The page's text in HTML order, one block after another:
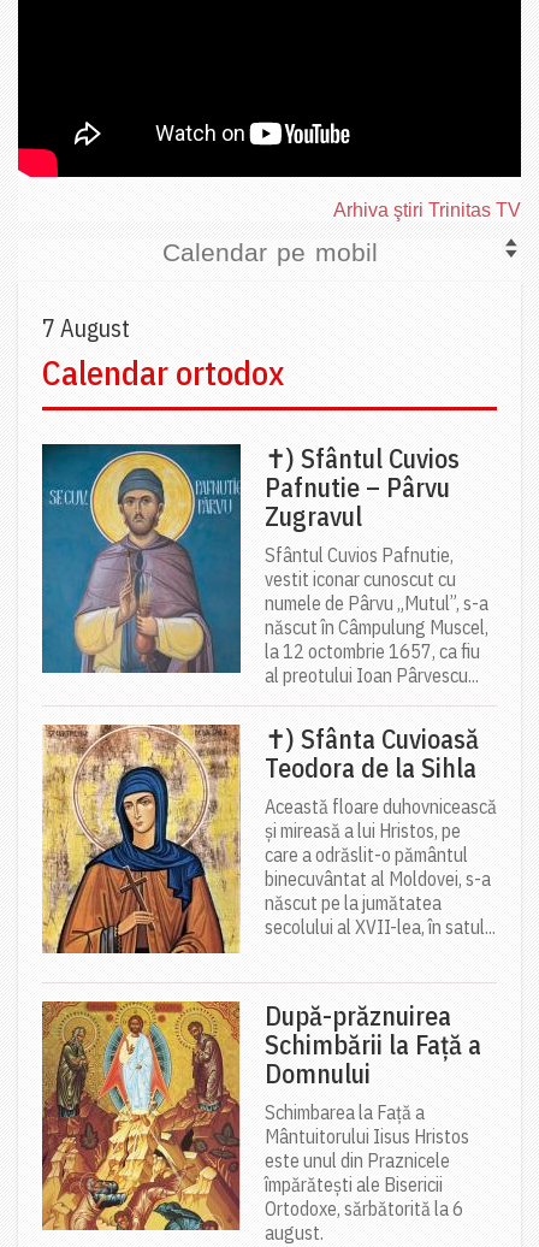
Arhiva ştiri Trinitas TV
Calendar pe mobil
7 August
Calendar ortodox
✝) Sfântul Cuvios
Pafnutie – Pârvu
Zugravul
Sfântul Cuvios Pafnutie,
vestit iconar cunoscut cu
numele de Pârvu „Mutul”, s-a
născut în Câmpulung Muscel,
la 12 octombrie 1657, ca fiu
al preotului Ioan Pârvescu...
✝) Sfânta Cuvioasă
Teodora de la Sihla
Această floare duhovnicească
și mireasă a lui Hristos, pe
care a odrăslit-o pământul
binecuvântat al Moldovei, s-a
născut pe la jumătatea
secolului al XVII-lea, în satul...
După-prăznuirea
Schimbării la Față a
Domnului
Schimbarea la Față a
Mântuitorului Iisus Hristos
este unul din Praznicele
împărătești ale Bisericii
Ortodoxe, sărbătorită la 6
august.